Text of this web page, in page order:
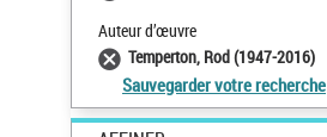
Auteur d’œuvre
Temperton, Rod (1947-2016)
Sauvegarder votre recherche